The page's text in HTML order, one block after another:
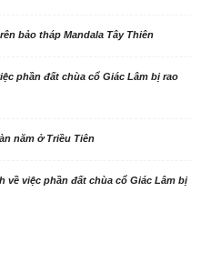
bảo tháp Mandala Tây Thiên
phần đất chùa cổ Giác Lâm bị rao
năm ở Triều Tiên
về việc phần đất chùa cổ Giác Lâm bị